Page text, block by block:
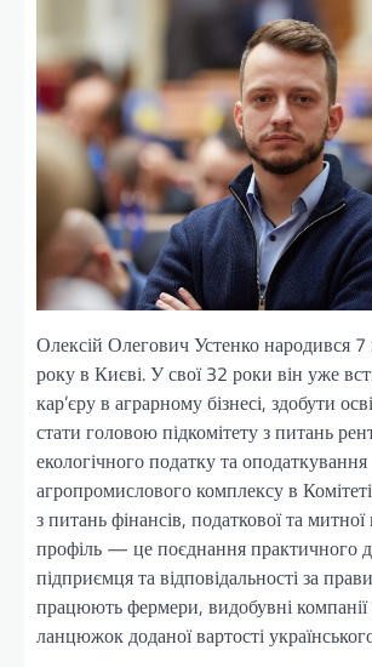
Олексій Олегович Устенко народився
року в Києві. У свої 32 роки він уже
кар’єру в аграрному бізнесі, здобути
стати головою підкомітету з питань
екологічного податку та оподаткування
агропромислового комплексу в
з питань фінансів, податкової та
профіль — це поєднання практичного
підприємця та відповідальності за
працюють фермери, видобувні компанії
ланцюжок доданої вартості